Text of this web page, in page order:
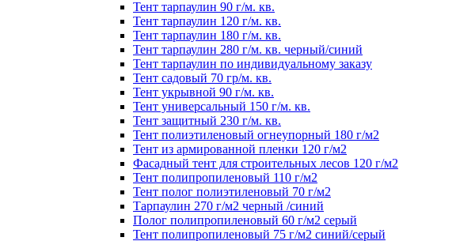
Тент тарпаулин 90 г/м. кв.
Тент тарпаулин 120 г/м. кв.
Тент тарпаулин 180 г/м. кв.
Тент тарпаулин 280 г/м. кв. черный/синий
Тент тарпаулин по индивидуальному заказу
Тент садовый 70 гр/м. кв.
Тент укрывной 90 г/м. кв.
Тент универсальный 150 г/м. кв.
Тент защитный 230 г/м. кв.
Тент полиэтиленовый огнеупорный 180 г/м2
Тент из армированной пленки 120 г/м2
Фасадный тент для строительных лесов 120 г/м2
Тент полипропиленовый 110 г/м2
Тент полог полиэтиленовый 70 г/м2
Тарпаулин 270 г/м2 черный /синий
Полог полипропиленовый 60 г/м2 серый
Тент полипропиленовый 75 г/м2 синий/серый